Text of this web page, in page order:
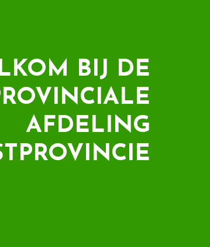
BIJ DE
AFDELING